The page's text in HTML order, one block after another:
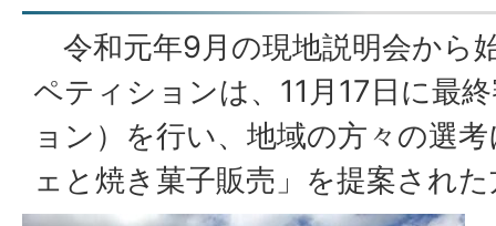
令和元年9月の現地説明会から
ペティションは、11月17日に最
ョン）を行い、地域の方々の選
ェと焼き菓子販売」を提案され